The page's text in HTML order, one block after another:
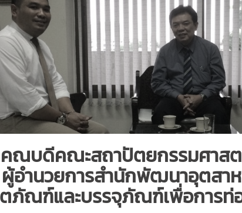
ณบดีคณะสถาปัตยกรรมศาสต
ำนวยการสำนักพัฒนาอุตสาห
ภัณฑ์และบรรจุภัณฑ์เพื่อการท่